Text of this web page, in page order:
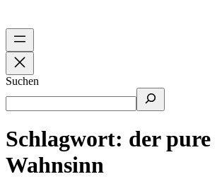
Suchen
Schlagwort: der pure
Wahnsinn